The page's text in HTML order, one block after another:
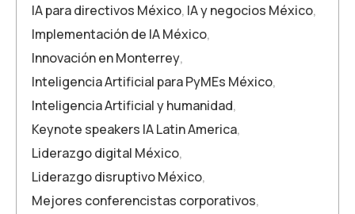
IA para directivos México, IA y negocios México,
Implementación de IA México,
Innovación en Monterrey,
Inteligencia Artificial para PyMEs México,
Inteligencia Artificial y humanidad,
Keynote speakers IA Latin America,
Liderazgo digital México,
Liderazgo disruptivo México,
Mejores conferencistas corporativos,